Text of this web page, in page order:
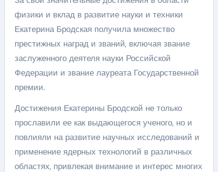
физики и вклад в развитие науки и техники
Екатерина Бродская получила множество
престижных наград и званий, включая звание
заслуженного деятеля науки Российской
Федерации и звание лауреата Государственной
премии.
Достижения Екатерины Бродской не только
прославили ее как выдающегося ученого, но и
повлияли на развитие научных исследований и
применение ядерных технологий в различных
областях, привлекая внимание и интерес многих